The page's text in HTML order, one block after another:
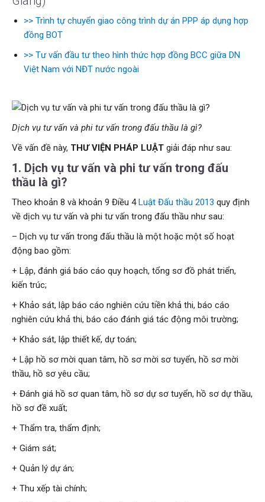
>> Trình tự chuyển giao công trình dự án PPP áp dụng hợp
đồng BOT
>> Tư vấn đầu tư theo hình thức hợp đồng BCC giữa DN
Việt Nam với NĐT nước ngoài
Dịch vụ tư vấn và phi tư vấn trong đấu thầu là gì?
Về vấn đề này, THƯ VIỆN PHÁP LUẬT giải đáp như sau:
1. Dịch vụ tư vấn và phi tư vấn trong đấu
thầu là gì?
Theo khoản 8 và khoản 9 Điều 4Luật Đấu thầu 2013 quy định
về dịch vụ tư vấn và phi tư vấn trong đấu thầu như sau:
– Dịch vụ tư vấn trong đấu thầu là một hoặc một số hoạt
động bao gồm:
+ Lập, đánh giá báo cáo quy hoạch, tổng sơ đồ phát triển,
kiến trúc;
+ Khảo sát, lập báo cáo nghiên cứu tiền khả thi, báo cáo
nghiên cứu khả thi, báo cáo đánh giá tác động môi trường;
+ Khảo sát, lập thiết kế, dự toán;
+ Lập hồ sơ mời quan tâm, hồ sơ mời sơ tuyển, hồ sơ mời
thầu, hồ sơ yêu cầu;
+ Đánh giá hồ sơ quan tâm, hồ sơ dự sơ tuyển, hồ sơ dự thầu,
hồ sơ đề xuất;
+ Thẩm tra, thẩm định;
+ Giám sát;
+ Quản lý dự án;
+ Thu xếp tài chính;